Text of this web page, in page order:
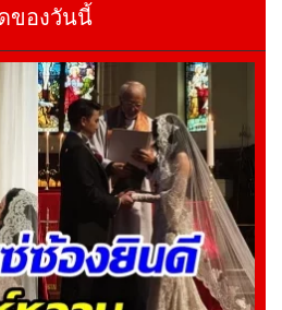
ของวันนี้